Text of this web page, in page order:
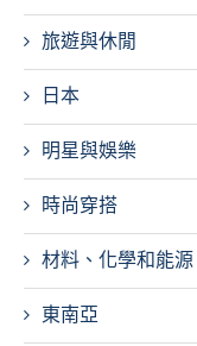
旅遊與休閒
日本
明星與娛樂
時尚穿搭
材料、化學和能源
東南亞